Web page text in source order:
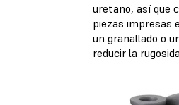
uretano, así que
piezas impresas
un granallado o
reducir la